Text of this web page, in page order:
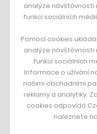
Francouzský
Dva golfisti, co pečou
DESIGN
Bomma není tichá
Originální hodinky
Nábytek z betonu
analýze návštěvnosti
funkcí sociálních
Pomocí cookies
analýze návštěvnosti
funkcí sociálních
Informace o užívání
našimi obchodními
reklamy a analytiky.
cookies odpovídá
naleznete